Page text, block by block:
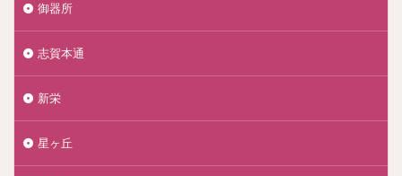
御器所
志賀本通
新栄
星ヶ丘